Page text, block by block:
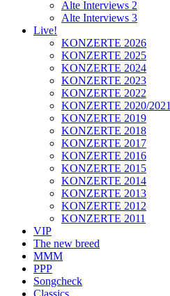
Alte Interviews 2
Alte Interviews 3
Live!
KONZERTE 2026
KONZERTE 2025
KONZERTE 2024
KONZERTE 2023
KONZERTE 2022
KONZERTE 2020/2021
KONZERTE 2019
KONZERTE 2018
KONZERTE 2017
KONZERTE 2016
KONZERTE 2015
KONZERTE 2014
KONZERTE 2013
KONZERTE 2012
KONZERTE 2011
VIP
The new breed
MMM
PPP
Songcheck
Classics